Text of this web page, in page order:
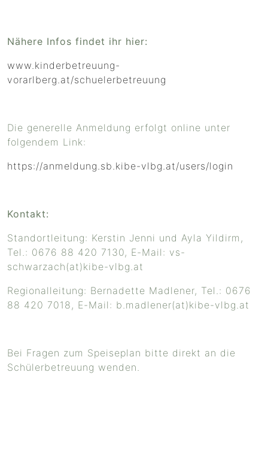
Nähere Infos findet ihr hier:
www.kinderbetreuung-
vorarlberg.at/schuelerbetreuung
Die generelle Anmeldung erfolgt online unter
folgendem Link:
https://anmeldung.sb.kibe-vlbg.at/users/login
Kontakt:
Standortleitung: Kerstin Jenni und Ayla Yildirm,
Tel.: 0676 88 420 7130, E-Mail: vs-
schwarzach(at)kibe-vlbg.at
Regionalleitung: Bernadette Madlener, Tel.: 0676
88 420 7018, E-Mail: b.madlener(at)kibe-vlbg.at
Bei Fragen zum Speiseplan bitte direkt an die
Schülerbetreuung wenden.